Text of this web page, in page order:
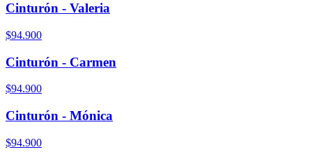
Cinturón - Valeria
$94.900
Cinturón - Carmen
$94.900
Cinturón - Mónica
$94.900